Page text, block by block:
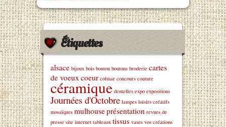
Étiquettes
alsace bijoux bois bouton boutons broderie cartes
de voeuxcoeur colmar concours couture
céramique dentelles expo expositions
Journées d'Octobre lampes loisirs créatifs
mosaïques mulhouseprésentation revues de
presse site internet tableaux tissus vases vos créations